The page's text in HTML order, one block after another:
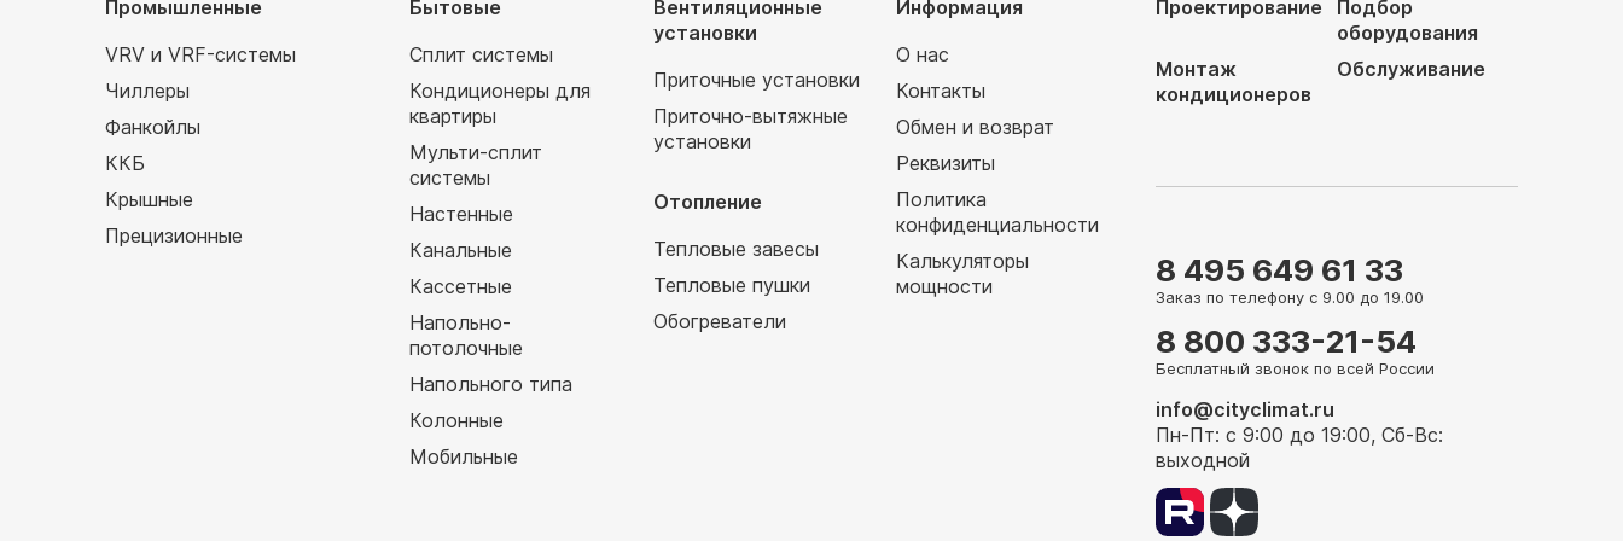
Промышленные
VRV и VRF-системы
Чиллеры
Фанкойлы
ККБ
Крышные
Прецизионные
Бытовые
Сплит системы
Кондиционеры для
квартиры
Мульти-сплит
системы
Настенные
Канальные
Кассетные
Напольно-
потолочные
Напольного типа
Колонные
Мобильные
Вентиляционные
установки
Приточные установки
Приточно-вытяжные
установки
Отопление
Тепловые завесы
Тепловые пушки
Обогреватели
Информация
О нас
Контакты
Обмен и возврат
Реквизиты
Политика
конфиденциальности
Калькуляторы
мощности
Проектирование
Подбор
оборудования
Монтаж
кондиционеров
Обслуживание
8 495 649 61 33
Заказ по телефону с 9.00 до 19.00
8 800 333-21-54
Бесплатный звонок по всей России
info@cityclimat.ru
Пн-Пт: с 9:00 до 19:00, Сб-Вс:
выходной